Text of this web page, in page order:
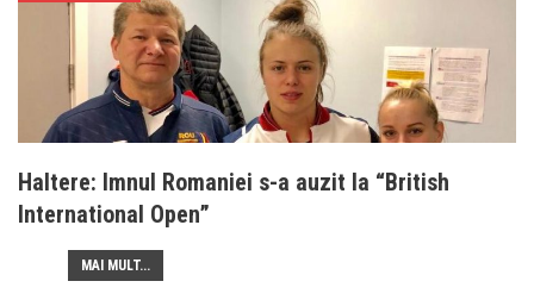
Haltere: Imnul Romaniei s-a auzit la “British
International Open”
MAI MULT...